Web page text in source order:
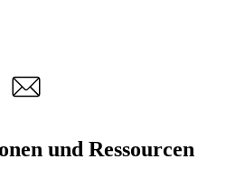
Whatsapp
und Ressourcen